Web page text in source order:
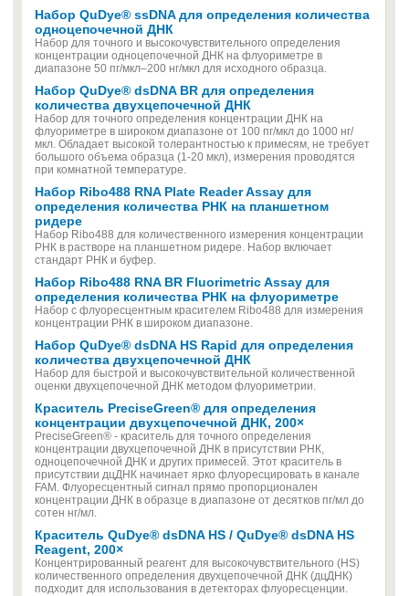
Набор QuDye® ssDNA для определения количества
одноцепочечной ДНК
Набор для точного и высокочувствительного определения
концентрации одноцепочечной ДНК на флуориметре в
диапазоне 50 пг/мкл–200 нг/мкл для исходного образца.
Набор QuDye® dsDNA BR для определения
количества двухцепочечной ДНК
Набор для точного определения концентрации ДНК на
флуориметре в широком диапазоне от 100 пг/мкл до 1000 нг/
мкл. Обладает высокой толерантностью к примесям, не требует
большого объема образца (1-20 мкл), измерения проводятся
при комнатной температуре.
Набор Ribo488 RNA Plate Reader Assay для
определения количества РНК на планшетном
ридере
Набор Ribo488 для количественного измерения концентрации
РНК в растворе на планшетном ридере. Набор включает
стандарт РНК и буфер.
Набор Ribo488 RNA BR Fluorimetric Assay для
определения количества РНК на флуориметре
Набор с флуоресцентным красителем Ribo488 для измерения
концентрации РНК в широком диапазоне.
Набор QuDye® dsDNA HS Rapid для определения
количества двухцепочечной ДНК
Набор для быстрой и высокочувствительной количественной
оценки двухцепочечной ДНК методом флуориметрии.
Краситель PreciseGreen® для определения
концентрации двухцепочечной ДНК, 200×
PreciseGreen® - краситель для точного определения
концентрации двухцепочечной ДНК в присутствии РНК,
одноцепочечной ДНК и других примесей. Этот краситель в
присутствии дцДНК начинает ярко флуоресцировать в канале
FAM. Флуоресцентный сигнал прямо пропорционален
концентрации ДНК в образце в диапазоне от десятков пг/мл до
сотен нг/мл.
Краситель QuDye® dsDNA HS / QuDye® dsDNA HS
Reagent, 200×
Концентрированный реагент для высокочувствительного (HS)
количественного определения двухцепочечной ДНК (дцДНК)
подходит для использования в детекторах флуоресценции.